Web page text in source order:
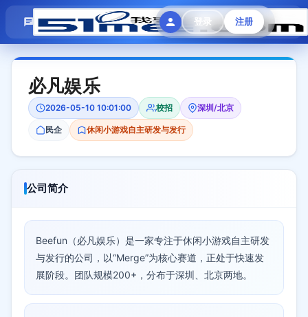
登录 注册
模拟面试 题目大全 招聘中心 会员专区
必凡娱乐
2026-05-10 10:01:00 校招 深圳/北京
民企 休闲小游戏自主研发与发行
公司简介
Beefun（必凡娱乐）是一家专注于休闲小游戏自主研发
与发行的公司，以“Merge”为核心赛道，正处于快速发
展阶段。团队规模200+，分布于深圳、北京两地。